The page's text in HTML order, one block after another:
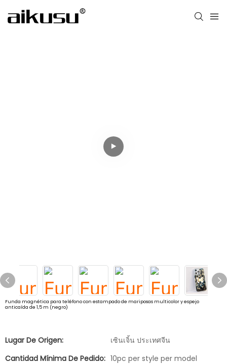
Funda magnética para teléfono con estampado de mariposas multicolor y espejo
anticaída de 1,5 m (negro)
Lugar De Origen:
เซินเจิ้น ประเทศจีน
Cantidad Mínima De Pedido: 10pc per style per model